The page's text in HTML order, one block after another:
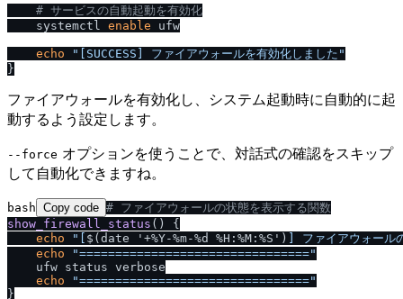
# サービスの自動起動を有効化
    systemctl
enable ufw
echo
"[SUCCESS] ファイアウォールを有効化しました"
ファイアウォールを有効化し、システム起動時に自動的に起
動するよう設定します。
--force オプションを使うことで、対話式の確認をスキップ
して自動化できますね。
bash Copy code # ファイアウォールの状態を表示する関数
show_firewall_status () {
echo
"[ $(date '+%Y-%m-%d %H:%M:%S')
] ファイアウォール
echo
"================================"
    ufw status verbose
echo
"================================"